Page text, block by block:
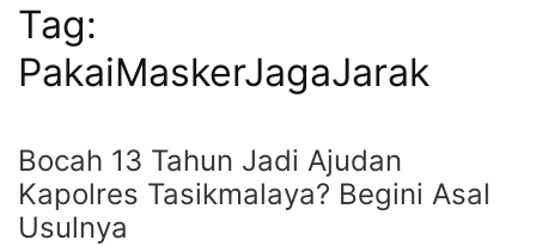
Tag:
PakaiMaskerJagaJarak
Bocah 13 Tahun Jadi Ajudan
Kapolres Tasikmalaya? Begini Asal
Usulnya